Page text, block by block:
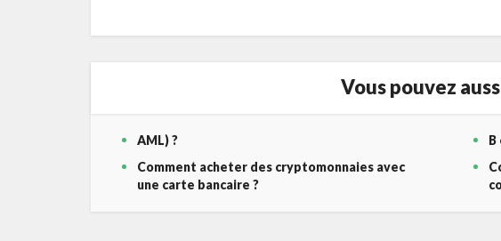
Vous pouvez
AML) ?
B
Comment acheter des cryptomonnaies avec
une carte bancaire ?